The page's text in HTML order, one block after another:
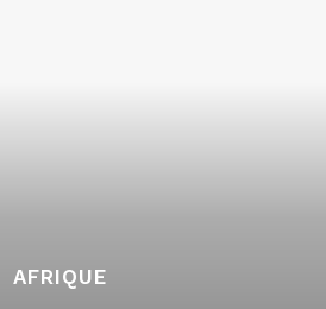
AFRIQUE